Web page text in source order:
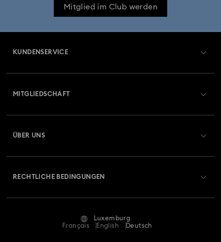
Mitglied im Club werden
KUNDENSERVICE
Retouren und Umtausch
Reparaturstatus
MITGLIEDSCHAFT
ÜBER UNS
RECHTLICHE BEDINGUNGEN
Luxemburg
Français
English Deutsch